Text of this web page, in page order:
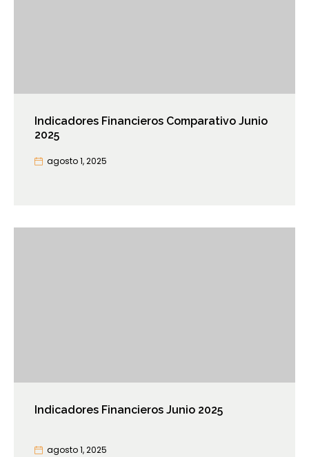
Indicadores Financieros Comparativo Junio
2025
agosto 1, 2025
Indicadores Financieros Junio 2025
agosto 1, 2025